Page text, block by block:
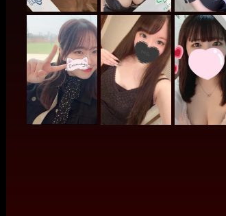
東京駅・日本橋・八丁堀
浜松町・田町
上野・秋葉原・錦糸町エリア
錦糸町・亀戸